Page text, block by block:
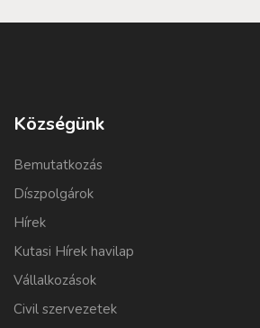
Községünk
Bemutatkozás
Díszpolgárok
Hírek
Kutasi Hírek havilap
Vállalkozások
Civil szervezetek